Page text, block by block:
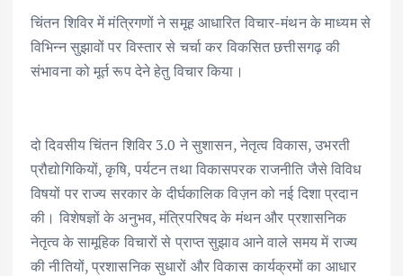
चिंतन शिविर में मंत्रिगणों ने समूह आधारित विचार-मंथन के माध्यम से
विभिन्न सुझावों पर विस्तार से चर्चा कर विकसित छत्तीसगढ़ की
संभावना को मूर्त रूप देने हेतु विचार किया।
दो दिवसीय चिंतन शिविर 3.0 ने सुशासन, नेतृत्व विकास, उभरती
प्रौद्योगिकियों, कृषि, पर्यटन तथा विकासपरक राजनीति जैसे विविध
विषयों पर राज्य सरकार के दीर्घकालिक विज़न को नई दिशा प्रदान
की। विशेषज्ञों के अनुभव, मंत्रिपरिषद के मंथन और प्रशासनिक
नेतृत्व के सामूहिक विचारों से प्राप्त सुझाव आने वाले समय में राज्य
की नीतियों, प्रशासनिक सुधारों और विकास कार्यक्रमों का आधार